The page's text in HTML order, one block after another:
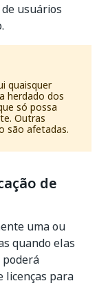
usuários
quaisquer
herdado dos
só possa
Outras
são afetadas.
de
uma ou
quando elas
poderá
licenças para